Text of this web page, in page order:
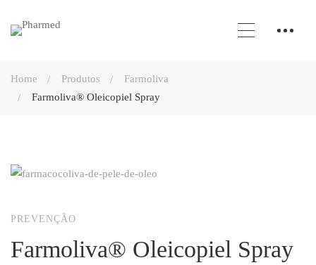
Home Produtos
Farmoliva
Farmoliva® Oleicopiel Spray
PREVENÇÃO
Farmoliva® Oleicopiel Spray